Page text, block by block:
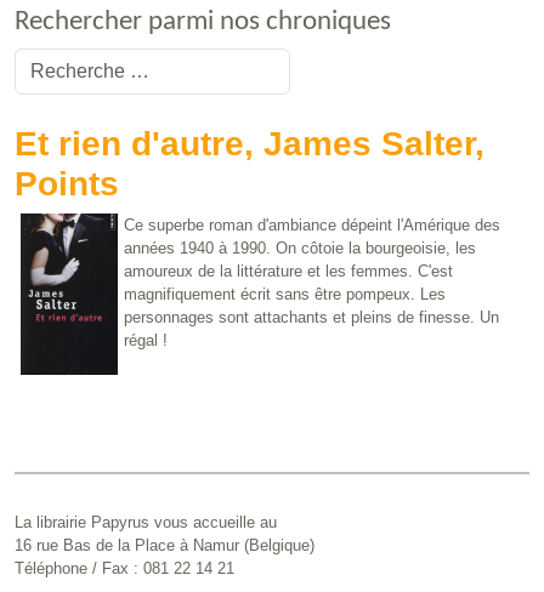
Rechercher parmi nos chroniques
Valider
Et rien d'autre, James Salter,
Points
Ce superbe roman d'ambiance dépeint l'Amérique des
années 1940 à 1990. On côtoie la bourgeoisie, les
amoureux de la littérature et les femmes. C'est
magnifiquement écrit sans être pompeux. Les
personnages sont attachants et pleins de finesse. Un
régal !
La librairie Papyrus vous accueille au
16 rue Bas de la Place à Namur (Belgique)
Téléphone / Fax : 081 22 14 21